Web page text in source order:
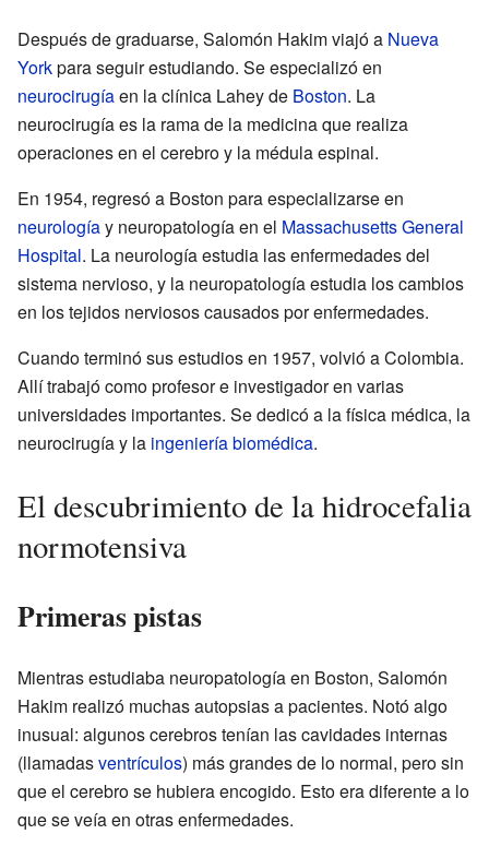
Después de graduarse, Salomón Hakim viajó a Nueva
Yorkpara seguir estudiando. Se especializó en
neurocirugíaen la clínica Lahey de Boston. La
neurocirugía es la rama de la medicina que realiza
operaciones en el cerebro y la médula espinal.
En 1954, regresó a Boston para especializarse en
neurologíay neuropatología en el Massachusetts General
Hospital. La neurología estudia las enfermedades del
sistema nervioso, y la neuropatología estudia los cambios
en los tejidos nerviosos causados por enfermedades.
Cuando terminó sus estudios en 1957, volvió a Colombia.
Allí trabajó como profesor e investigador en varias
universidades importantes. Se dedicó a la física médica, la
neurocirugía y la ingeniería biomédica.
El descubrimiento de la hidrocefalia
normotensiva
Primeras pistas
Mientras estudiaba neuropatología en Boston, Salomón
Hakim realizó muchas autopsias a pacientes. Notó algo
inusual: algunos cerebros tenían las cavidades internas
(llamadasventrículos) más grandes de lo normal, pero sin
que el cerebro se hubiera encogido. Esto era diferente a lo
que se veía en otras enfermedades.